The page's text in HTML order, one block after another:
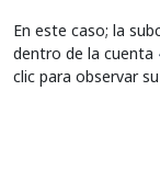
En este caso; la
dentro de la cuenta
clic para observar